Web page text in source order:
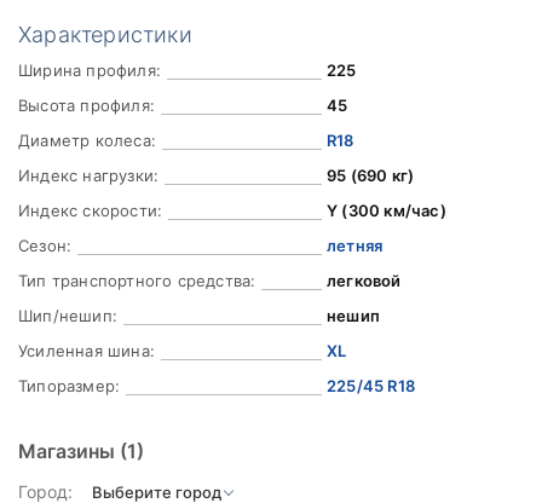
Характеристики
Ширина профиля:
225
Высота профиля:
45
Диаметр колеса:
R18
Индекс нагрузки:
95 (690 кг)
Индекс скорости:
Y (300 км/час)
Сезон:
летняя
Тип транспортного средства:
легковой
Шип/нешип:
нешип
Усиленная шина:
XL
Типоразмер:
225/45 R18
Магазины (1)
Город: